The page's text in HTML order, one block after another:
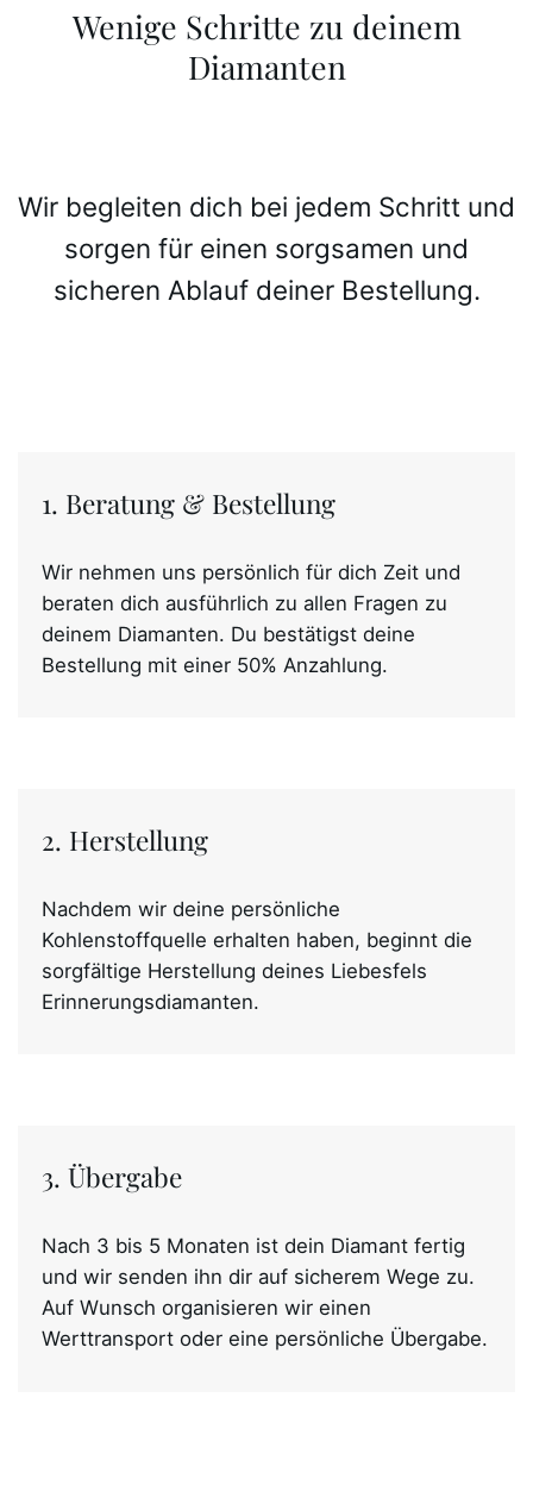
Wenige Schritte zu deinem
Diamanten
Wir begleiten dich bei jedem Schritt und
sorgen für einen sorgsamen und
sicheren Ablauf deiner Bestellung.
1. Beratung & Bestellung
Wir nehmen uns persönlich für dich Zeit und
beraten dich ausführlich zu allen Fragen zu
deinem Diamanten. Du bestätigst deine
Bestellung mit einer 50% Anzahlung.
2. Herstellung
Nachdem wir deine persönliche
Kohlenstoffquelle erhalten haben, beginnt die
sorgfältige Herstellung deines Liebesfels
Erinnerungsdiamanten.
3. Übergabe
Nach 3 bis 5 Monaten ist dein Diamant fertig
und wir senden ihn dir auf sicherem Wege zu.
Auf Wunsch organisieren wir einen
Werttransport oder eine persönliche Übergabe.